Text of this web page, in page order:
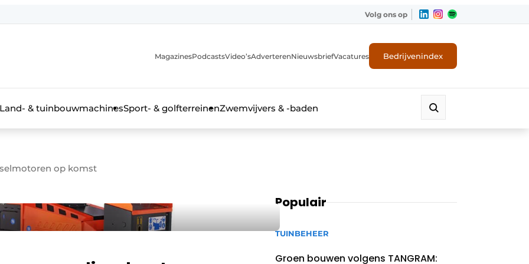
Volg ons op
MagazinesPodcastsVideo’sAdverterenNieuwsbriefVacatures Bedrijvenindex
Land- & tuinbouwmachinesSport- & golfterreinenZwemvijvers & -baden
op komst
Populair
TUINBEHEER
Groen bouwen volgens TANGRAM: